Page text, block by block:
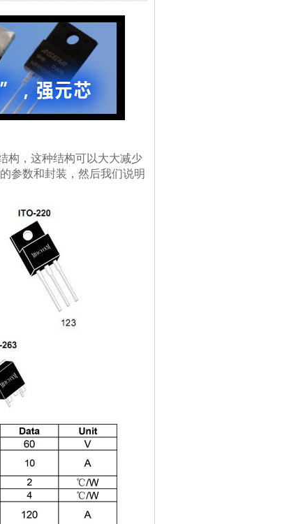
构，这种结构可以大大减少
参数和封装，然后我们说明